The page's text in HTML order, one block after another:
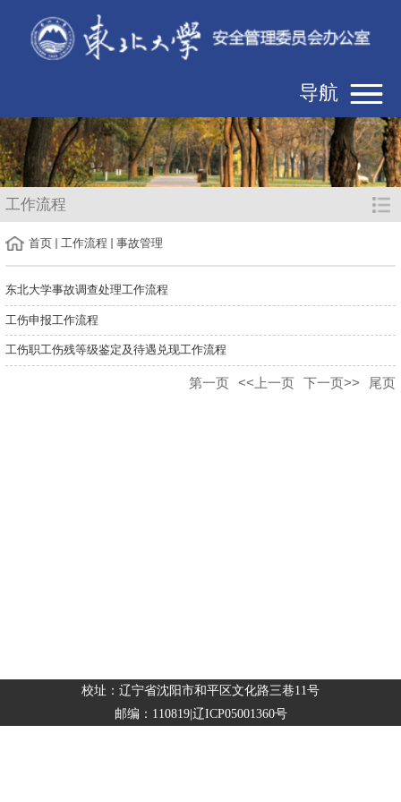
导航
工作流程
首页 工作流程 事故管理
东北大学事故调查处理工作流程
工伤申报工作流程
工伤职工伤残等级鉴定及待遇兑现工作流程
第一页 <<上一页 下一页>> 尾页
校址：辽宁省沈阳市和平区文化路三巷11号
邮编：110819|辽ICP05001360号